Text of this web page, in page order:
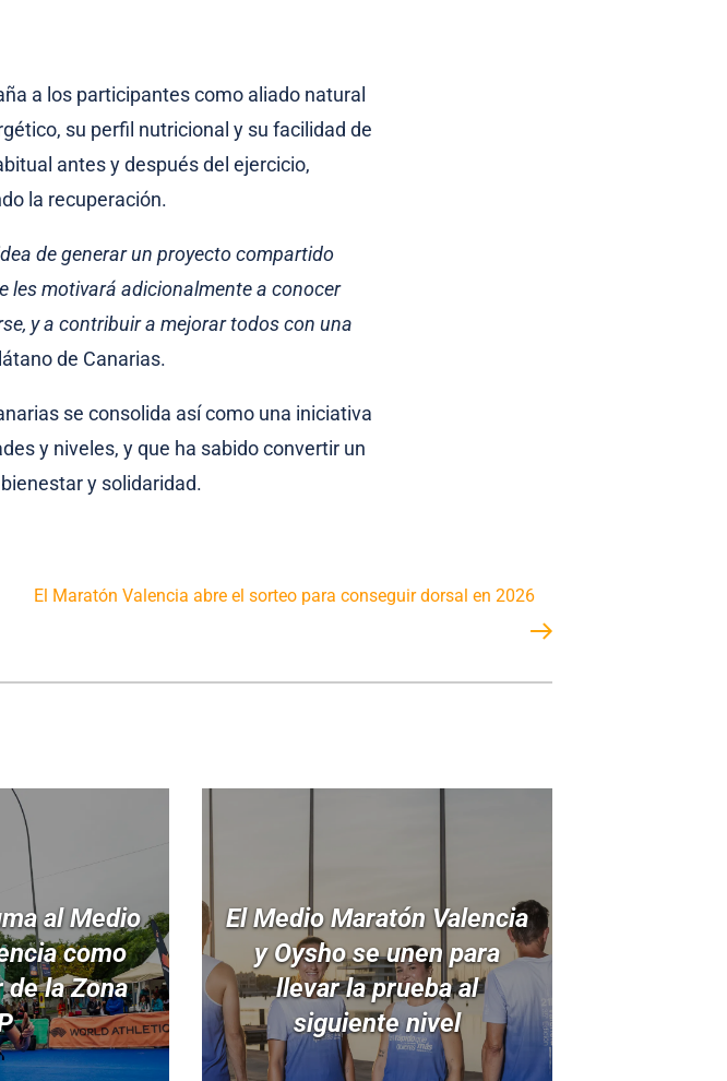
a los participantes como aliado natural
su perfil nutricional y su facilidad de
antes y después del ejercicio,
la recuperación.
de generar un proyecto compartido
les motivará adicionalmente a conocer
y a contribuir a mejorar todos con una
de Canarias.
se consolida así como una iniciativa
y niveles, y que ha sabido convertir un
y solidaridad.
El Maratón Valencia abre el sorteo para conseguir dorsal en 2026
al Medio
como
la Zona
El Medio Maratón Valencia
y Oysho se unen para
llevar la prueba al
siguiente nivel